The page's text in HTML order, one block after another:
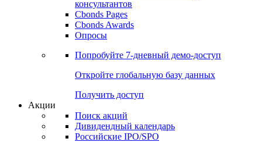
консультантов
Cbonds Pages
Cbonds Awards
Опросы
Попробуйте 7-дневный демо-доступ
Откройте глобальную базу данных
Получить доступ
Акции
Поиск акций
Дивидендный календарь
Российские IPO/SPO